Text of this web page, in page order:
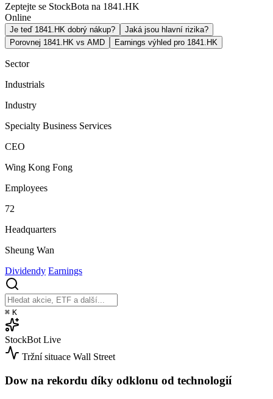
Zeptejte se StockBota na 1841.HK
Online
Je teď 1841.HK dobrý nákup?
Jaká jsou hlavní rizika?
Porovnej 1841.HK vs AMD
Earnings výhled pro 1841.HK
Sector
Industrials
Industry
Specialty Business Services
CEO
Wing Kong Fong
Employees
72
Headquarters
Sheung Wan
Dividendy Earnings
⌘ K
StockBot Live
Tržní situace Wall Street
Dow na rekordu díky odklonu od technologií